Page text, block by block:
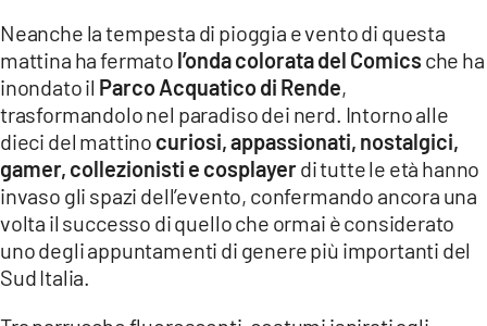
ILREGGINO.IT
COSENZACHANNEL.IT
ILVIBONESE.IT
CATANZAROCHANNEL.IT
LACAPITALENEWS.IT
App
ANDROID
APPLE
Neanche la tempesta di pioggia e vento di questa
mattina ha fermato l’onda colorata del Comics che ha
inondato il Parco Acquatico di Rende,
trasformandolo nel paradiso dei nerd. Intorno alle
dieci del mattino curiosi, appassionati, nostalgici,
gamer, collezionisti e cosplayerdi tutte le età hanno
invaso gli spazi dell’evento, confermando ancora una
volta il successo di quello che ormai è considerato
uno degli appuntamenti di genere più importanti del
Sud Italia.